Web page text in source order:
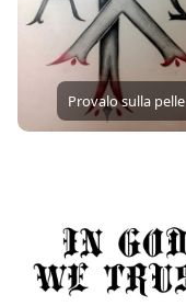
Provalo sulla pelle